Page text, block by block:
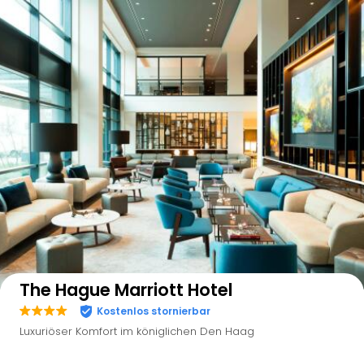
Auf der Karte anzeigen
The Hague Marriott Hotel
Kostenlos stornierbar
Luxuriöser Komfort im königlichen Den Haag